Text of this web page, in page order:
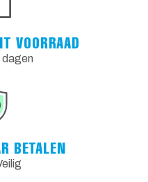
VOORRAAD
dagen
BETALEN